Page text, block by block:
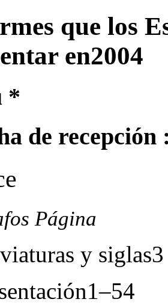
que los
en2004
*
de recepción
Página
y siglas3